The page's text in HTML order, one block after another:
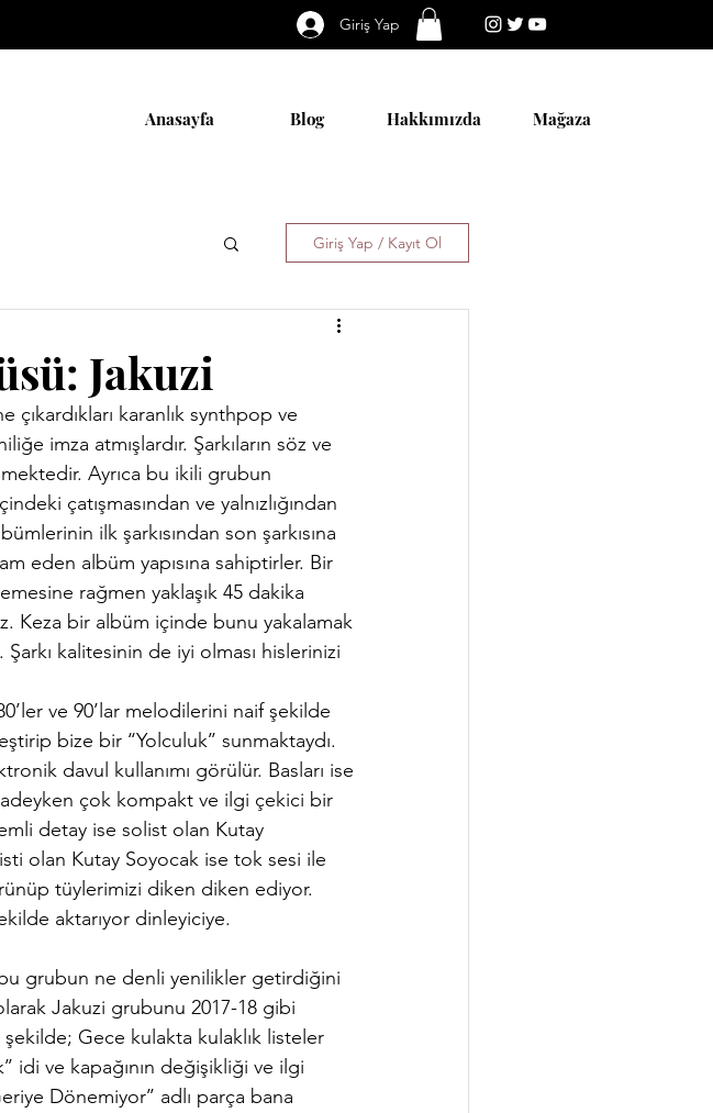
Giriş Yap
Anasayfa Blog Hakkımızda Mağaza
Giriş Yap / Kayıt Ol
Jakuzi
karanlık synthpop ve
imza atmışlardır. Şarkıların söz ve
Ayrıca bu ikili grubun
çatışmasından ve yalnızlığından
ilk şarkısından son şarkısına
eden albüm yapısına sahiptirler. Bir
rağmen yaklaşık 45 dakika
Keza bir albüm içinde bunu yakalamak
kalitesinin de iyi olması hislerinizi
ve 90’lar melodilerini naif şekilde
bize bir ‘‘Yolculuk’’ sunmaktaydı.
davul kullanımı görülür. Basları ise
çok kompakt ve ilgi çekici bir
detay ise solist olan Kutay
olan Kutay Soyocak ise tok sesi ile
tüylerimizi diken diken ediyor.
aktarıyor dinleyiciye.
grubun ne denli yenilikler getirdiğini
Jakuzi grubunu 2017-18 gibi
şekilde; Gece kulakta kulaklık listeler
idi ve kapağının değişikliği ve ilgi
Dönemiyor’’ adlı parça bana